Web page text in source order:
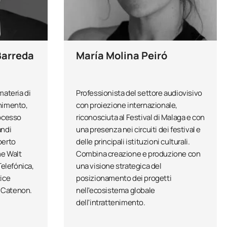
musicale in Spagna.
del Mad Cool Festival.
un solido background in
di
musica dal vivo, a capo della
del settore, tra cui festival
esperienza operativa,
di concerti e festival.
risorse umane e della
aziendale per 4 anni presso
di
Walt
María Molina Peiró
Professionista del settore audiovisivo
con proiezione internazionale,
riconosciuta al Festival di Malaga e con
una presenza nei circuiti dei festival e
delle principali istituzioni culturali.
Combina creazione e produzione con
una visione strategica del
posizionamento dei progetti
nell'ecosistema globale
dell'intrattenimento.